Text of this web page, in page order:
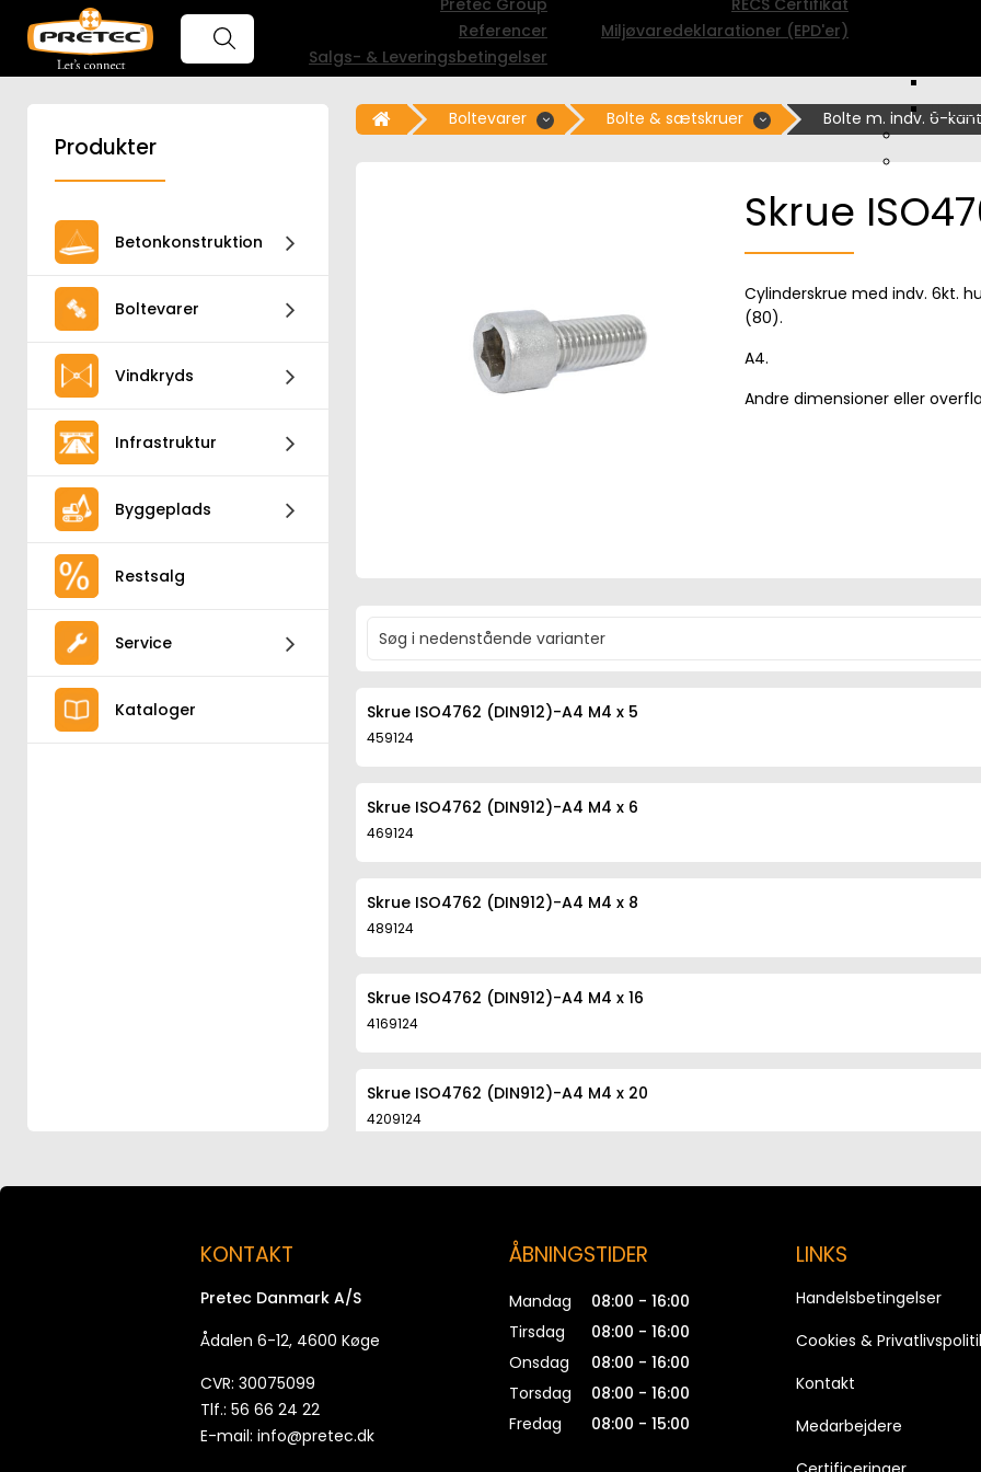
Pretec Group
Referencer
Salgs- & Leveringsbetingelser
RECS Certifikat
Miljøvaredeklarationer (EPD'er)
U-
Produkter
Betonkonstruktion
Boltevarer
Vindkryds
Infrastruktur
Byggeplads
Restsalg
Service
Kataloger
Boltevarer Bolte & sætskruer Bolte m. indv. 6-kant
Skrue
Cylinderskrue med indv. 6kt.
(80).
A4.
Andre dimensioner eller
Skrue ISO4762 (DIN912)-A4 M4 x 5
459124
Skrue ISO4762 (DIN912)-A4 M4 x 6
469124
Skrue ISO4762 (DIN912)-A4 M4 x 8
489124
Skrue ISO4762 (DIN912)-A4 M4 x 16
4169124
Skrue ISO4762 (DIN912)-A4 M4 x 20
4209124
Skrue ISO4762 (DIN912)-A4 M4 x 25
Skrue ISO4762 (DIN912)-A4 M4 x 50
KONTAKT
Pretec Danmark A/S
Ådalen 6-12, 4600 Køge
CVR: 30075099
Tlf.: 56 66 24 22
E-mail: info@pretec.dk
ÅBNINGSTIDER
Mandag
08:00 - 16:00
Tirsdag
08:00 - 16:00
Onsdag
08:00 - 16:00
Torsdag
08:00 - 16:00
Fredag
08:00 - 15:00
LINKS
Handelsbetingelser
Cookies &
Kontakt
Medarbejdere